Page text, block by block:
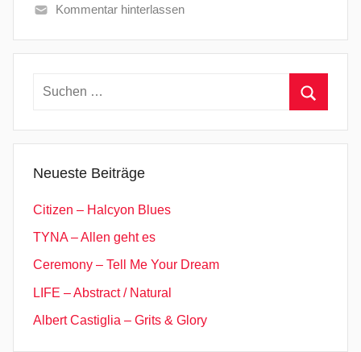
Kommentar hinterlassen
Suchen
Neueste Beiträge
Citizen – Halcyon Blues
TYNA – Allen geht es
Ceremony – Tell Me Your Dream
LIFE – Abstract / Natural
Albert Castiglia – Grits & Glory